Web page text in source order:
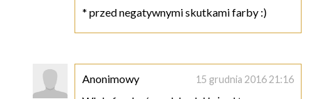
* przed negatywnymi skutkami farby :)
Anonimowy 15 grudnia 2016 21:16